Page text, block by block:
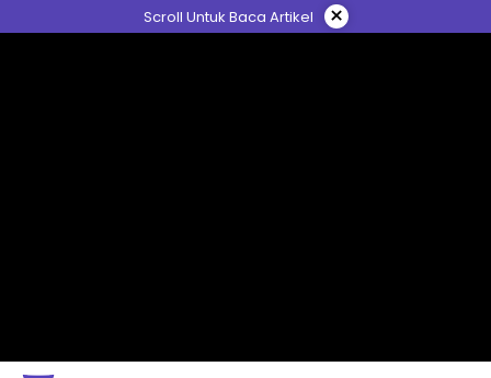
ke
Scroll Untuk Baca Artikel ×